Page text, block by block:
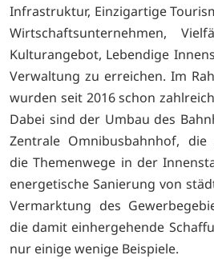
Infrastruktur, Einzigartige
Wirtschaftsunternehmen,
Kulturangebot, Lebendige
Verwaltung zu erreichen. Im
wurden seit 2016 schon
Dabei sind der Umbau des
Zentrale Omnibusbahnhof, die
die Themenwege in der
energetische Sanierung von
Vermarktung des
die damit einhergehende
nur einige wenige Beispiele.